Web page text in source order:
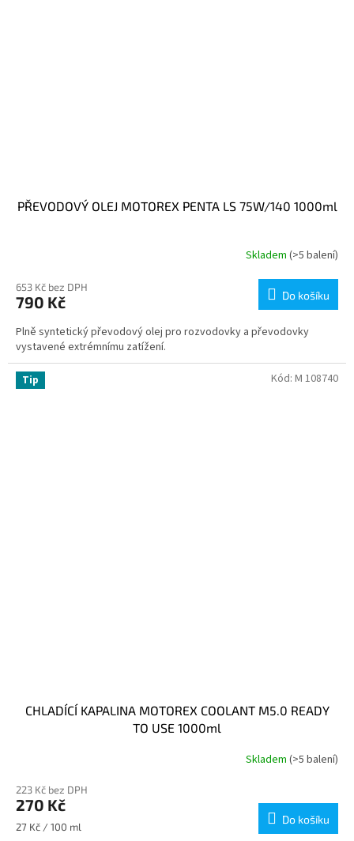
PŘEVODOVÝ OLEJ MOTOREX PENTA LS 75W/140 1000ml
Skladem (>5 balení)
653 Kč bez DPH
790 Kč Do košíku
Plně syntetický převodový olej pro rozvodovky a převodovky
vystavené extrémnímu zatížení.
Tip
CHLADÍCÍ KAPALINA MOTOREX COOLANT M5.0 READY
TO USE 1000ml
Skladem (>5 balení)
223 Kč bez DPH
270 Kč
Měrná
27 Kč / 100 ml
Do košíku
Kód: M 108740